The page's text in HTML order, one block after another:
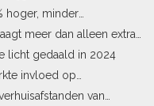
hoger, minder
meer dan alleen extra
licht gedaald in 2024
invloed op
van